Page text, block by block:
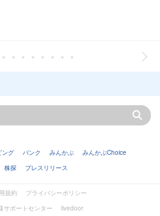
ング バンク みんかぶ
みんかぶChoice
株探 プレスリリース
規約
プライバシーポリシー
サポートセンター
livedoor